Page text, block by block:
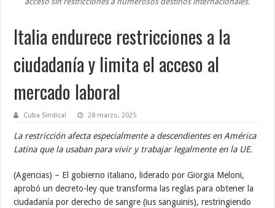
Italia endurece restricciones a la
ciudadanía y limita el acceso al
mercado laboral
Cuba Sindical 28 marzo, 2025
La restricción afecta especialmente a descendientes en América
Latina que la usaban para vivir y trabajar legalmente en la UE.
(Agencias) – El gobierno italiano, liderado por Giorgia Meloni,
aprobó un decreto-ley que transforma las reglas para obtener la
ciudadanía por derecho de sangre (ius sanguinis), restringiendo